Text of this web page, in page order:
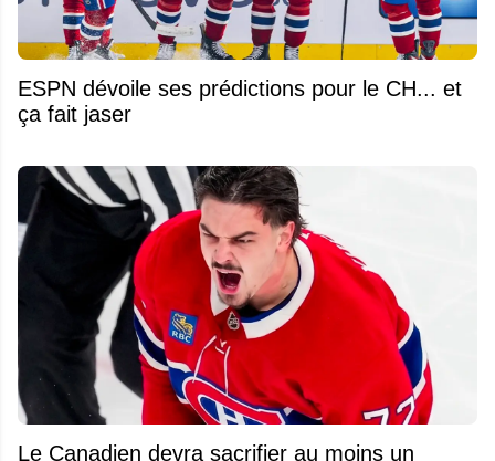
ESPN dévoile ses prédictions pour le CH... et
ça fait jaser
Le Canadien devra sacrifier au moins un